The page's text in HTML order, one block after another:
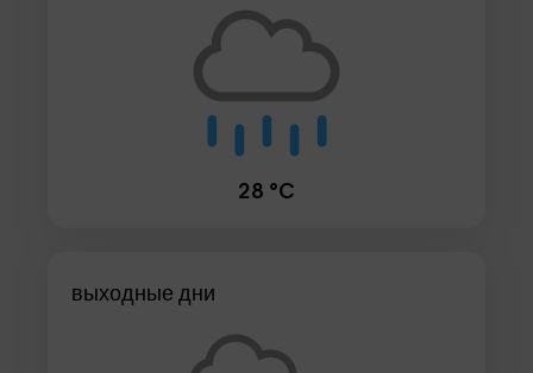
28 °C
выходные дни